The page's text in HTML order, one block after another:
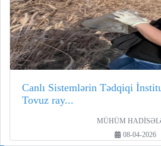
Canlı Sistemlərin Tədqiqi
Tovuz ray...
MÜHÜM
08-04-2026